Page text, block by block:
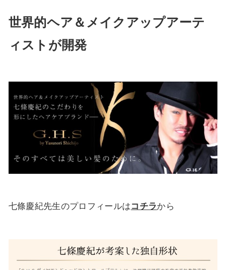
世界的ヘア＆メイクアップアーテ
ィストが開発
七條慶紀先生のプロフィールはコチラから